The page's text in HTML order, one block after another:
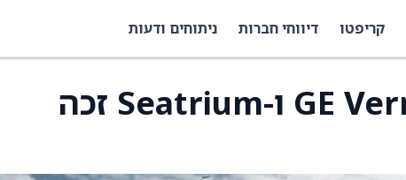
קריפטו דיווחי חברות ניתוחים ודעות
הקונסורציום של GE Vernova ו-Seatrium זכה